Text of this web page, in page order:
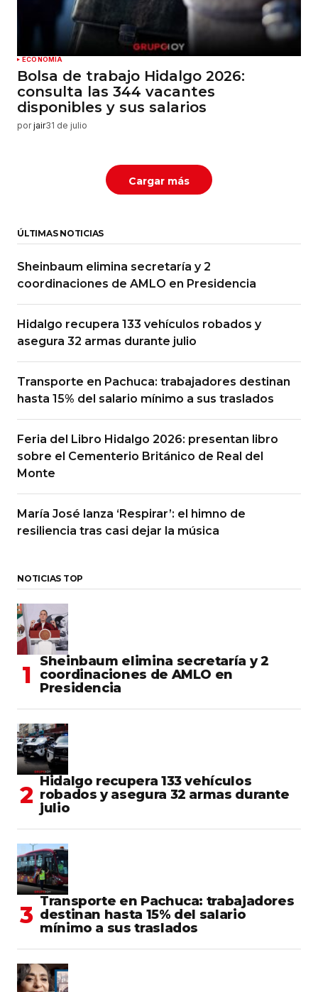
ECONOMÍA
Bolsa de trabajo Hidalgo 2026:
consulta las 344 vacantes
disponibles y sus salarios
por jair31 de julio
Cargar más
ÚLTIMAS NOTICIAS
Sheinbaum elimina secretaría y 2
coordinaciones de AMLO en Presidencia
Hidalgo recupera 133 vehículos robados y
asegura 32 armas durante julio
Transporte en Pachuca: trabajadores destinan
hasta 15% del salario mínimo a sus traslados
Feria del Libro Hidalgo 2026: presentan libro
sobre el Cementerio Británico de Real del
Monte
María José lanza ‘Respirar’: el himno de
resiliencia tras casi dejar la música
NOTICIAS TOP
Sheinbaum elimina secretaría y 2
coordinaciones de AMLO en
Presidencia
Hidalgo recupera 133 vehículos
robados y asegura 32 armas durante
julio
Transporte en Pachuca: trabajadores
destinan hasta 15% del salario
mínimo a sus traslados